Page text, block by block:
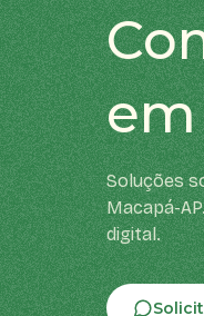
Soluções
Macapá-
digital.